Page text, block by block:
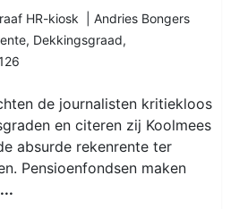
HR-kiosk | Andries Bongers
, Dekkingsgraad,
de journalisten kritiekloos
en citeren zij Koolmees
absurde rekenrente ter
Pensioenfondsen maken
...